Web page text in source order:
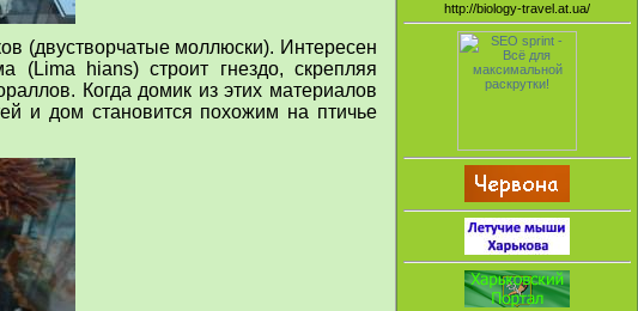
(двустворчатые моллюски). Интересен
(Lima hians) строит гнездо, скрепляя
Когда домик из этих материалов
и дом становится похожим на птичье
http://biology-travel.at.ua/